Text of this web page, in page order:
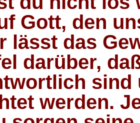
Gott, den
lässt das
darüber,
sind
werden.